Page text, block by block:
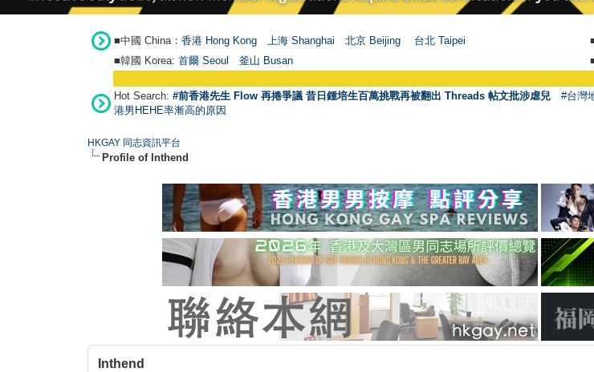
■中國 China： 香港 Hong Kong 上海 Shanghai 北京 Beijing 台北 Taipei
■韓國 Korea: 首爾 Seou 釜山 Busan
Hot Search: #前香港先生 Flow 再捲爭議 昔日鍾培生百萬挑戰再被翻出 Threads 帖文批涉虐兒 #台灣
港男HEHE率漸高的原因
HKGAY 同志資訊平台
Profile of Inthend
Inthend